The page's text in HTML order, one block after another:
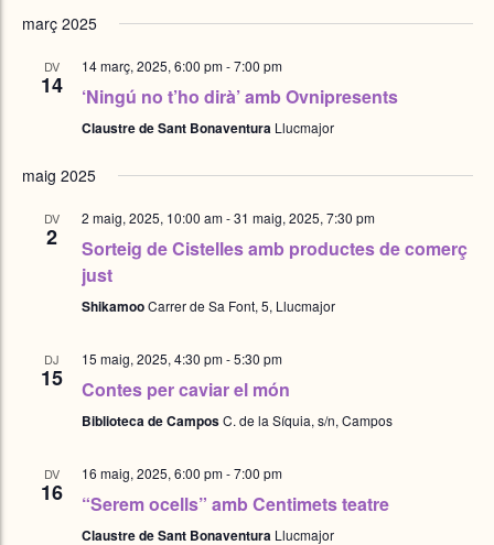
març 2025
DV
14
14 març, 2025, 6:00 pm-7:00 pm
‘Ningú no t’ho dirà’ amb Ovnipresents
Claustre de Sant Bonaventura Llucmajor
maig 2025
DV
2
2 maig, 2025, 10:00 am-31 maig, 2025, 7:30 pm
Sorteig de Cistelles amb productes de comerç
just
ShikamooCarrer de Sa Font, 5, Llucmajor
DJ
15
15 maig, 2025, 4:30 pm-5:30 pm
Contes per caviar el món
Biblioteca de CamposC. de la Síquia, s/n, Campos
DV
16
16 maig, 2025, 6:00 pm-7:00 pm
“Serem ocells” amb Centimets teatre
Claustre de Sant Bonaventura Llucmajor